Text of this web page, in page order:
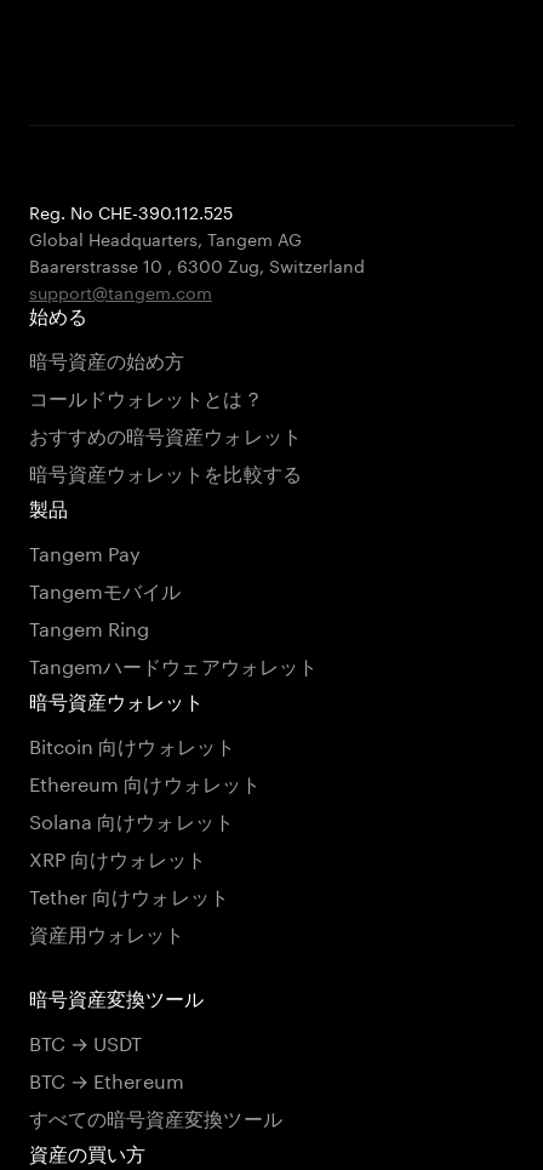
Reg. No CHE-390.112.525
Global Headquarters, Tangem AG
Baarerstrasse 10 , 6300 Zug, Switzerland
support@tangem.com
始める
暗号資産の始め方
コールドウォレットとは？
おすすめの暗号資産ウォレット
暗号資産ウォレットを比較する
製品
Tangem Pay
Tangemモバイル
Tangem Ring
Tangemハードウェアウォレット
暗号資産ウォレット
Bitcoin 向けウォレット
Ethereum 向けウォレット
Solana 向けウォレット
XRP 向けウォレット
Tether 向けウォレット
資産用ウォレット
暗号資産変換ツール
BTC → USDT
BTC → Ethereum
すべての暗号資産変換ツール
資産の買い方